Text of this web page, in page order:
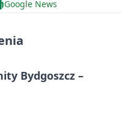
Google News
Bydgoszcz –